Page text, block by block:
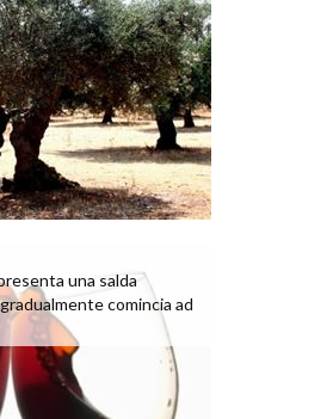
una salda
comincia ad